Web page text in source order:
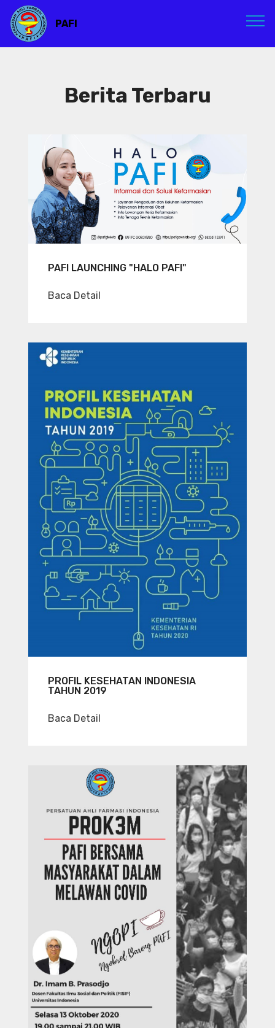
PAFI
Berita Terbaru
PAFI LAUNCHING "HALO PAFI"
Baca Detail
PROFIL KESEHATAN INDONESIA
TAHUN 2019
Baca Detail